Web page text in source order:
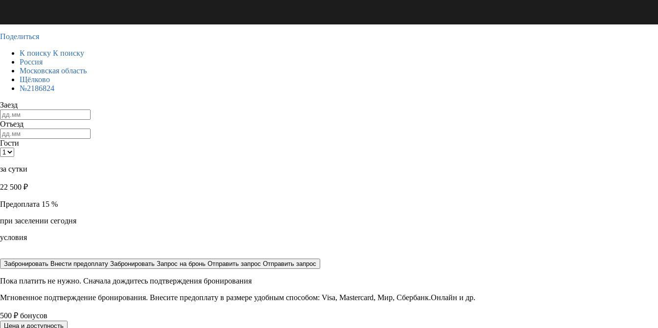
Поделиться
К поиску К поиску
Россия
Московская область
Щёлково
№2186824
Заезд
Отъезд
Гости
за сутки
22 500 ₽
Предоплата 15 %
при заселении сегодня
условия
Забронировать Внести предоплату Забронировать Запрос на бронь Отправить запрос Отправить запрос
Пока платить не нужно. Сначала дождитесь подтверждения бронирования
Мгновенное подтверждение бронирования. Внесите предоплату в размере удобным способом: Visa, Mastercard, Мир, Сбербанк.Онлайн и др.
500 ₽ бонусов
Цена и доступность